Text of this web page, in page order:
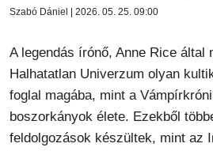
Szabó Dániel | 2026. 05. 25. 09:00
A legendás írónő, Anne Rice által
Halhatatlan Univerzum olyan
foglal magába, mint a
boszorkányok élete. Ezekből
feldolgozások készültek, mint az